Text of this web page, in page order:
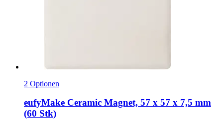
2 Optionen
eufyMake Ceramic Magnet, 57 x 57 x 7,5 mm
(60 Stk)